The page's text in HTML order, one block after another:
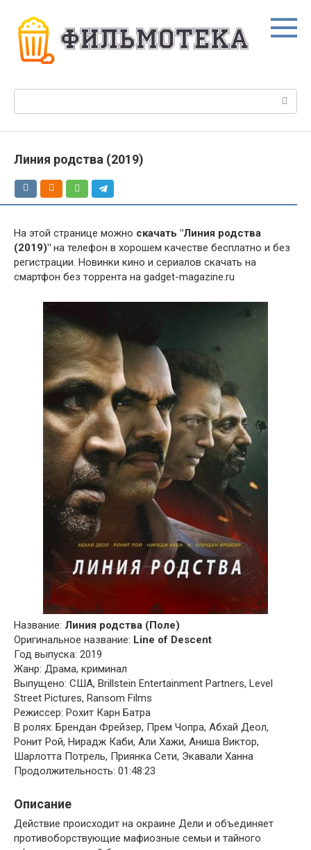
контенту
Линия родства (2019)
На этой странице можно скачать "Линия родства
(2019)" на телефон в хорошем качестве бесплатно и без
регистрации. Новинки кино и сериалов скачать на
смартфон без торрента на gadget-magazine.ru
Название: Линия родства (Поле)
Оригинальное название: Line of Descent
Год выпуска: 2019
Жанр: Драма, криминал
Выпущено: США, Brillstein Entertainment Partners, Level
Street Pictures, Ransom Films
Режиссер: Рохит Карн Батра
В ролях: Брендан Фрейзер, Прем Чопра, Абхай Деол,
Ронит Рой, Нирадж Каби, Али Хажи, Аниша Виктор,
Шарлотта Потрель, Приянка Сети, Экавали Ханна
Продолжительность: 01:48:23
Описание
Действие происходит на окраине Дели и объединяет
противоборствующие мафиозные семьи и тайного